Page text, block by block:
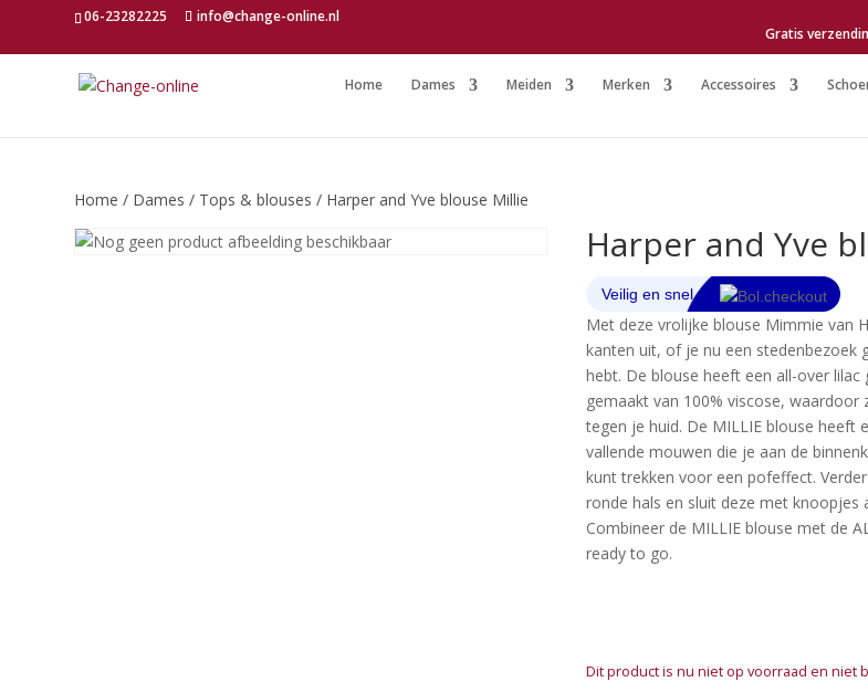
06-23282225
info@change-online.nl
Gratis
Home Dames Meiden Merken Accessoires
Home / Dames / Tops & blouses / Harper and Yve blouse Millie
Harper and Yve
Met deze vrolijke blouse Mimmie van
kanten uit, of je nu een stedenbezoek
hebt. De blouse heeft een all-over lilac
gemaakt van 100% viscose, waardoor
tegen je huid. De MILLIE blouse heeft
vallende mouwen die je aan de
kunt trekken voor een pofeffect.
ronde hals en sluit deze met knoopjes
Combineer de MILLIE blouse met de
ready to go.
Dit product is nu niet op voorraad en niet